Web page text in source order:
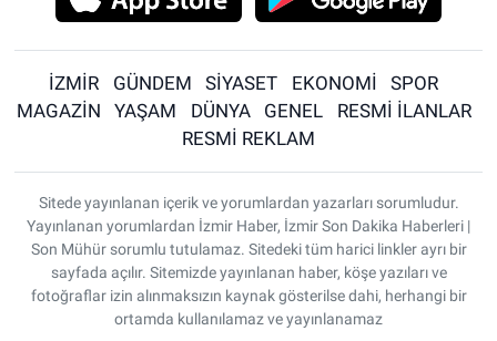
İZMİR GÜNDEM SİYASET EKONOMİ
SPOR
MAGAZİN
YAŞAM DÜNYA GENEL
RESMİ İLANLAR
RESMİ REKLAM
Sitede yayınlanan içerik ve yorumlardan yazarları sorumludur.
Yayınlanan yorumlardan İzmir Haber, İzmir Son Dakika Haberleri |
Son Mühür sorumlu tutulamaz. Sitedeki tüm harici linkler ayrı bir
sayfada açılır. Sitemizde yayınlanan haber, köşe yazıları ve
fotoğraflar izin alınmaksızın kaynak gösterilse dahi, herhangi bir
ortamda kullanılamaz ve yayınlanamaz